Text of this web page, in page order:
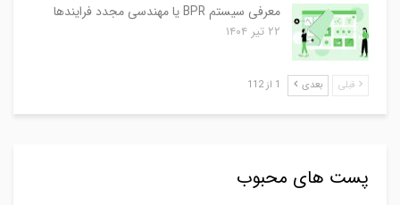
معرفی سیستم BPR یا مهندسی مجدد فرایندها
۲۲ تیر ۱۴۰۴
قبلی بعدی 1 از 112
پست های محبوب